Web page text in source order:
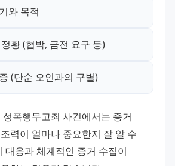
와 목적
황 (협박, 금전 요구 등)
(단순 오인과의 구별)
폭행무고죄 사건에서는 증거
력이 얼마나 중요한지 잘 알 수
대응과 체계적인 증거 수집이